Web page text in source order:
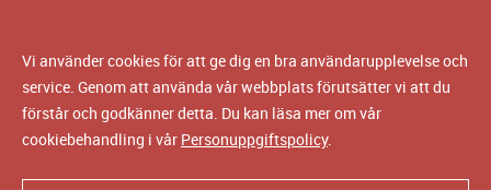
Vi använder cookies för att ge dig en bra användarupplevelse och
service. Genom att använda vår webbplats förutsätter vi att du
förstår och godkänner detta. Du kan läsa mer om vår
cookiebehandling i vår Personuppgiftspolicy.